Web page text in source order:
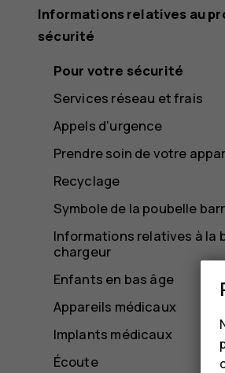
Informations relatives au
sécurité
Pour votre sécurité
Services réseau et frais
Appels d'urgence
Prendre soin de votre
Recyclage
Symbole de la poubelle
Informations relatives à la
chargeur
Enfants en bas âge
Appareils médicaux
Implants médicaux
Écoute